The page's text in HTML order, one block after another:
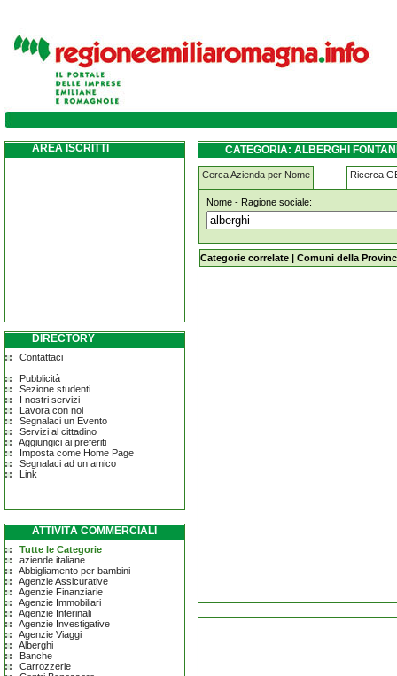
alberghi fontanelice
AREA ISCRITTI
DIRECTORY
Contattaci
Pubblicità
Sezione studenti
I nostri servizi
Lavora con noi
Segnalaci un Evento
Servizi al cittadino
Aggiungici ai preferiti
Imposta come Home Page
Segnalaci ad un amico
Link
ATTIVITÀ COMMERCIALI
Tutte le Categorie
aziende italiane
Abbigliamento per bambini
Agenzie Assicurative
Agenzie Finanziarie
Agenzie Immobiliari
Agenzie Interinali
Agenzie Investigative
Agenzie Viaggi
Alberghi
Banche
Carrozzerie
CATEGORIA: ALBERGHI
Cerca Azienda per Nome Ricerca
Nome - Ragione sociale:
alberghi fontanelice
Categorie correlate | Comuni della